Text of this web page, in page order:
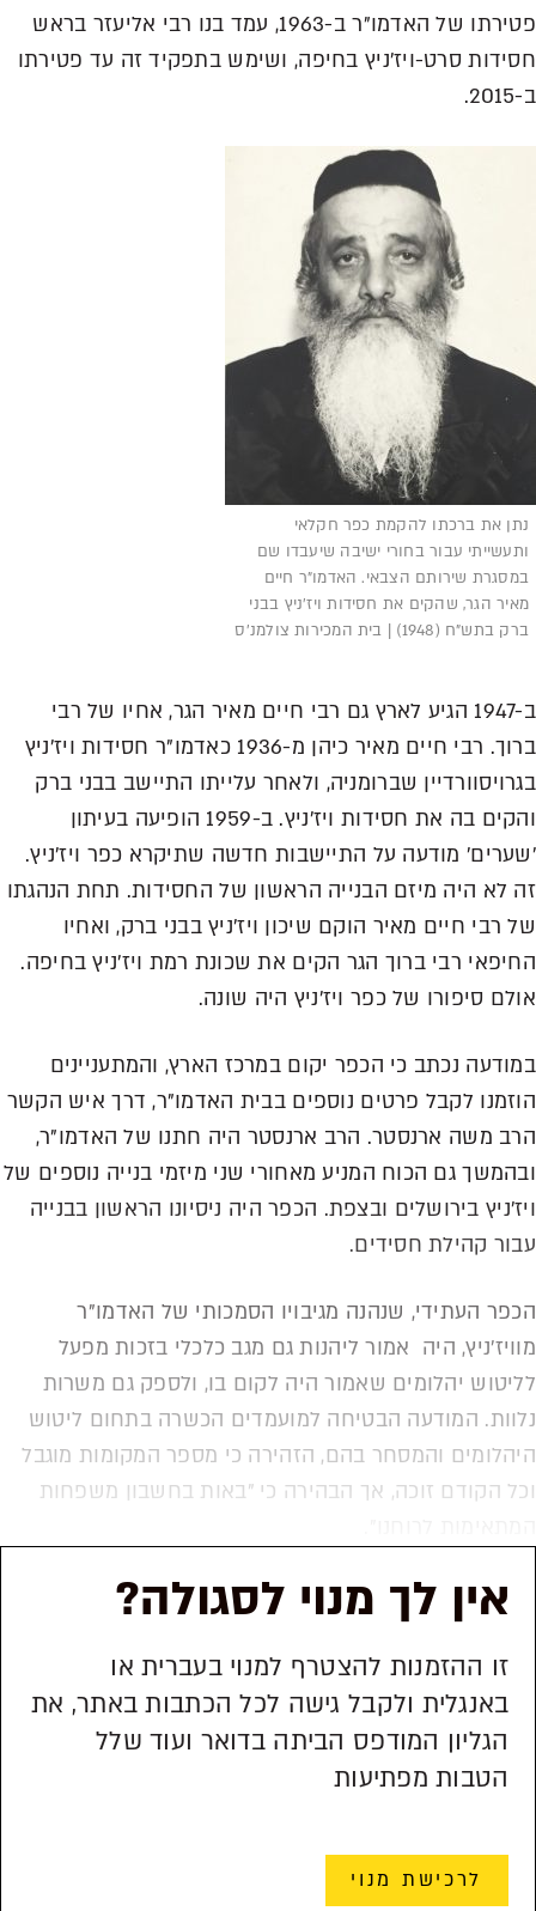
פטירתו של האדמו"ר ב-1963, עמד בנו רבי אליעזר בראש
חסידות סרט-ויז'ניץ בחיפה, ושימש בתפקיד זה עד פטירתו
ב-2015.
נתן את ברכתו להקמת כפר חקלאי
ותעשייתי עבור בחורי ישיבה שיעבדו שם
במסגרת שירותם הצבאי. האדמו"ר חיים
מאיר הגר, שהקים את חסידות ויז'ניץ בבני
ברק בתש"ח (1948) | בית המכירות צולמנ'ס
ב-1947 הגיע לארץ גם רבי חיים מאיר הגר, אחיו של רבי
ברוך. רבי חיים מאיר כיהן מ-1936 כאדמו"ר חסידות ויז'ניץ
בגרויסוורדיין שברומניה, ולאחר עלייתו התיישב בבני ברק
והקים בה את חסידות ויז'ניץ. ב-1959 הופיעה בעיתון
'שערים' מודעה על התיישבות חדשה שתיקרא כפר ויז'ניץ.
זה לא היה מיזם הבנייה הראשון של החסידות. תחת הנהגתו
של רבי חיים מאיר הוקם שיכון ויז'ניץ בבני ברק, ואחיו
החיפאי רבי ברוך הגר הקים את שכונת רמת ויז'ניץ בחיפה.
אולם סיפורו של כפר ויז'ניץ היה שונה.
במודעה נכתב כי הכפר יקום במרכז הארץ, והמתעניינים
הוזמנו לקבל פרטים נוספים בבית האדמו"ר, דרך איש הקשר
הרב משה ארנסטר. הרב ארנסטר היה חתנו של האדמו"ר,
ובהמשך גם הכוח המניע מאחורי שני מיזמי בנייה נוספים של
ויז'ניץ בירושלים ובצפת. הכפר היה ניסיונו הראשון בבנייה
עבור קהילת חסידים.
הכפר העתידי, שנהנה מגיבויו הסמכותי של האדמו"ר
מוויז'ניץ, היה אמור ליהנות גם מגב כלכלי בזכות מפעל
לליטוש יהלומים שאמור היה לקום בו, ולספק גם משרות
נלוות. המודעה הבטיחה למועמדים הכשרה בתחום ליטוש
היהלומים והמסחר בהם, הזהירה כי מספר המקומות מוגבל
וכל הקודם זוכה, אך הבהירה כי "באות בחשבון משפחות
אין לך מנוי לסגולה?
זו ההזמנות להצטרף למנוי בעברית או
באנגלית ולקבל גישה לכל הכתבות באתר, את
הגליון המודפס הביתה בדואר ועוד שלל
הטבות מפתיעות
לרכישת מנוי